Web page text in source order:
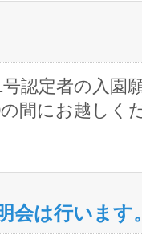
認定者の入園
間にお越しく
会は行います